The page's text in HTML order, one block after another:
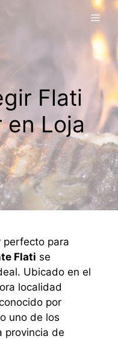
Flati
en Loja
perfecto para
Flati se
Ubicado en el
localidad
por
uno de los
provincia de